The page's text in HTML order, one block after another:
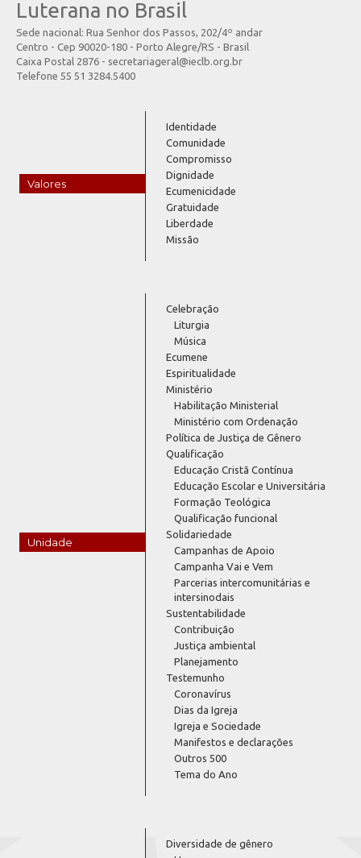
Luterana no Brasil
Sede nacional: Rua Senhor dos Passos, 202/4º andar
Centro - Cep 90020-180 - Porto Alegre/RS - Brasil
Caixa Postal 2876 - secretariageral@ieclb.org.br
Telefone 55 51 3284.5400
Valores
Identidade
Comunidade
Compromisso
Dignidade
Ecumenicidade
Gratuidade
Liberdade
Missão
Unidade
Celebração
Liturgia
Música
Ecumene
Espiritualidade
Ministério
Habilitação Ministerial
Ministério com Ordenação
Política de Justiça de Gênero
Qualificação
Educação Cristã Contínua
Educação Escolar e Universitária
Formação Teológica
Qualificação funcional
Solidariedade
Campanhas de Apoio
Campanha Vai e Vem
Parcerias intercomunitárias e
intersinodais
Sustentabilidade
Contribuição
Justiça ambiental
Planejamento
Testemunho
Coronavírus
Dias da Igreja
Igreja e Sociedade
Manifestos e declarações
Outros 500
Tema do Ano
Diversidade de gênero